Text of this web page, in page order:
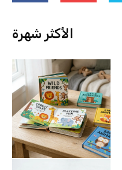
الأكثر شهرة